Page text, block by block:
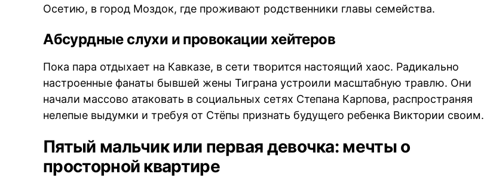
Осетию, в город Моздок, где проживают родственники главы семейства.
Абсурдные слухи и провокации хейтеров
Пока пара отдыхает на Кавказе, в сети творится настоящий хаос. Радикально
настроенные фанаты бывшей жены Тиграна устроили масштабную травлю. Они
начали массово атаковать в социальных сетях Степана Карпова, распространяя
нелепые выдумки и требуя от Стёпы признать будущего ребенка Виктории своим.
Пятый мальчик или первая девочка: мечты о
просторной квартире